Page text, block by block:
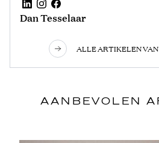
Dan Tesselaar
ALLE ARTIKELEN
AANBEVOLEN